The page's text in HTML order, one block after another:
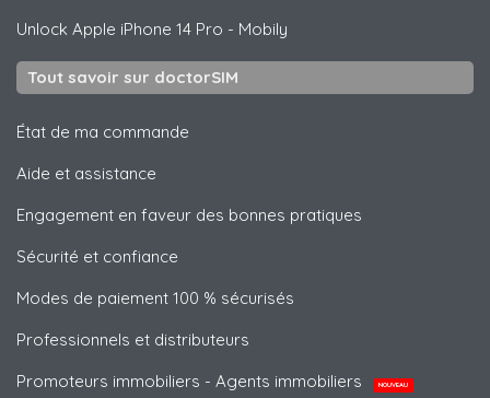
Unlock Apple iPhone 14 Pro - Mobily
Tout savoir sur doctorSIM
État de ma commande
Aide et assistance
Engagement en faveur des bonnes pratiques
Sécurité et confiance
Modes de paiement 100 % sécurisés
Professionnels et distributeurs
Promoteurs immobiliers - Agents immobiliers
NOUVEAU